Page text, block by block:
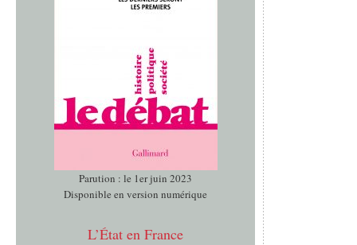
Parution : le 1er juin 2023
Disponible en version numérique
L’État en France